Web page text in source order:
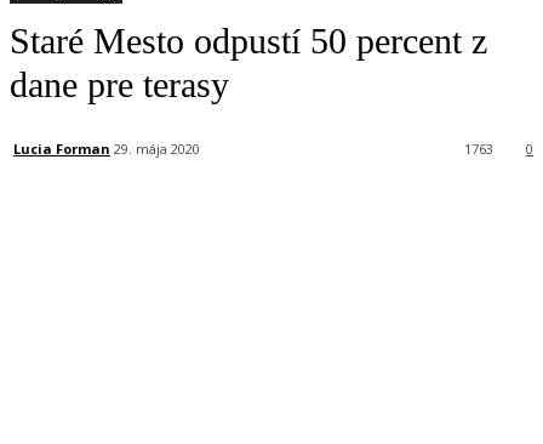
Staré Mesto odpustí 50 percent z
dane pre terasy
Lucia Forman 29. mája 2020 0
1763